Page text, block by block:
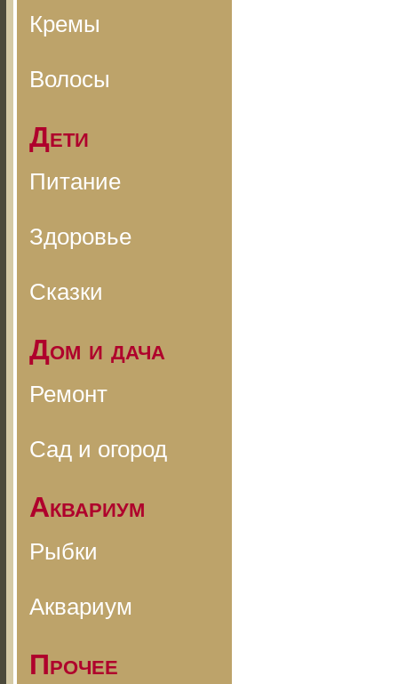
Кремы
Волосы
Дети
Питание
Здоровье
Сказки
Дом и дача
Ремонт
Сад и огород
Аквариум
Рыбки
Аквариум
Прочее